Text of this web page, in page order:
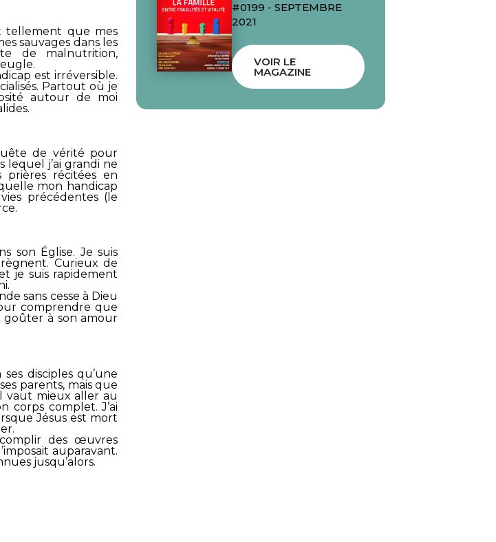
tellement que mes
sauvages dans les
de malnutrition,
est irréversible.
Partout où je
autour de moi
de vérité pour
j’ai grandi ne
récitées en
mon handicap
précédentes (le
son Église. Je suis
Curieux de
je suis rapidement
sans cesse à Dieu
comprendre que
goûter à son amour
disciples qu’une
parents, mais que
vaut mieux aller au
corps complet. J’ai
Jésus est mort
des œuvres
auparavant.
jusqu’alors.
#0199 - SEPTEMBRE
2021
VOIR LE
MAGAZINE